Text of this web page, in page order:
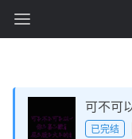
可不可
已完结